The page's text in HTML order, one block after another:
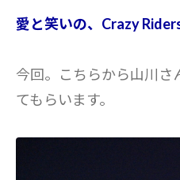
愛と笑いの、Crazy
今回。こちらから山川さ
てもらいます。